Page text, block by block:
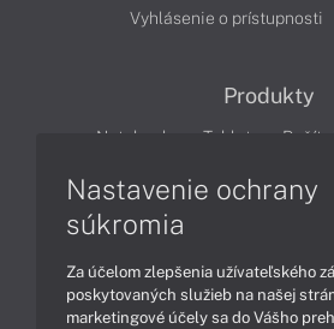
Vyhlásenie o prístupnosti
Produkty
Notebooky Tablety
Technológie
Nastavenie ochrany
súkromia
Za účelom zlepšenia užívateľského
poskytovaných služieb na našej
marketingové účely sa do Vášho